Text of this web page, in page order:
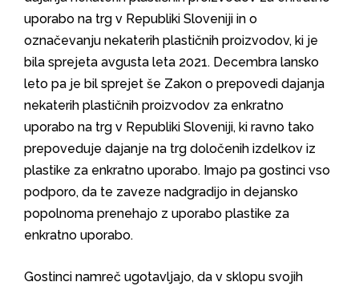
uporabo na trg v Republiki Sloveniji in o
označevanju nekaterih plastičnih proizvodov, ki je
bila sprejeta avgusta leta 2021. Decembra lansko
leto pa je bil sprejet še Zakon o prepovedi dajanja
nekaterih plastičnih proizvodov za enkratno
uporabo na trg v Republiki Sloveniji, ki ravno tako
prepoveduje dajanje na trg določenih izdelkov iz
plastike za enkratno uporabo. Imajo pa gostinci vso
podporo, da te zaveze nadgradijo in dejansko
popolnoma prenehajo z uporabo plastike za
enkratno uporabo.
Gostinci namreč ugotavljajo, da v sklopu svojih